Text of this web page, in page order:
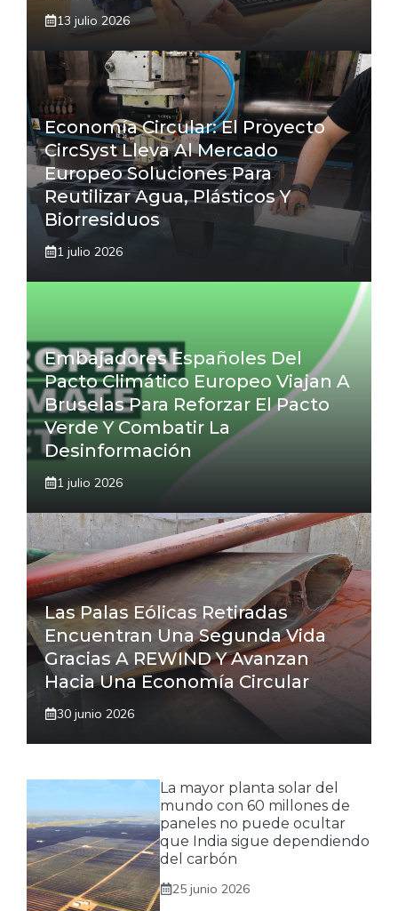
13 julio 2026
Economía Circular: El Proyecto
CircSyst Lleva Al Mercado
Europeo Soluciones Para
Reutilizar Agua, Plásticos Y
Biorresiduos
1 julio 2026
Embajadores Españoles Del
Pacto Climático Europeo Viajan A
Bruselas Para Reforzar El Pacto
Verde Y Combatir La
Desinformación
1 julio 2026
Las Palas Eólicas Retiradas
Encuentran Una Segunda Vida
Gracias A REWIND Y Avanzan
Hacia Una Economía Circular
30 junio 2026
La mayor planta solar del
mundo con 60 millones de
paneles no puede ocultar
que India sigue dependiendo
del carbón
25 junio 2026